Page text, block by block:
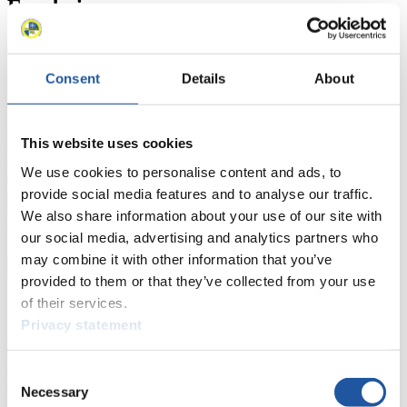
Consent Details About
This website uses cookies
We use cookies to personalise content and ads, to
provide social media features and to analyse our traffic.
We also share information about your use of our site with
our social media, advertising and analytics partners who
may combine it with other information that you’ve
provided to them or that they’ve collected from your use
of their services.
Privacy statement
Selection
Necessary
Ergebnisse
FIL LIVE TV
Live StreamingKunstbahnRodeln
Ergebnis-Live-Ticker Kunstbahn
Tippspiel
Naturbahn
Zielgruppen Anzeigen
Für Presse- und Medienvertreter
Hier finden Sie Informationen für Presse- und Medienvertreter. Sie
Wettkämpfen. Außerdem können Sie Ihre Medienakkreditierung
beantragen, die Grundregeln des Rennrodelsports einsehen und